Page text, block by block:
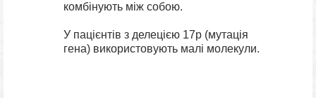
комбінують між собою.
У пацієнтів з делецією 17p (мутація
гена) використовують малі молекули.